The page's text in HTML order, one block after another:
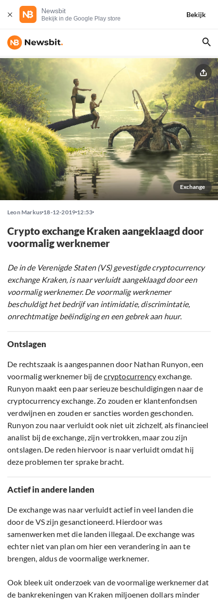
Newsbit
Bekijk in de Google Play store
Bekijk
Exchange
Leon Markus 18-12-2019 12:53
Crypto exchange Kraken aangeklaagd door
voormalig werknemer
De in de Verenigde Staten (VS) gevestigde cryptocurrency
exchange Kraken, is naar verluidt aangeklaagd door een
voormalig werknemer. De voormalig werknemer
beschuldigt het bedrijf van intimidatie, discrimintatie,
onrechtmatige beëindiging en een gebrek aan huur.
Ontslagen
De rechtszaak is aangespannen door Nathan Runyon, een
voormalig werknemer bij decryptocurrencyexchange.
Runyon maakt een paar serieuze beschuldigingen naar de
cryptocurrency exchange. Zo zouden er klantenfondsen
verdwijnen en zouden er sancties worden geschonden.
Runyon zou naar verluidt ook niet uit zichzelf, als financieel
analist bij de exchange, zijn vertrokken, maar zou zijn
ontslagen. De reden hiervoor is naar verluidt omdat hij
deze problemen ter sprake bracht.
Actief in andere landen
De exchange was naar verluidt actief in veel landen die
door de VS zijn gesanctioneerd. Hierdoor was
samenwerken met die landen illegaal. De exchange was
echter niet van plan om hier een verandering in aan te
brengen, aldus de voormalige werknemer.
Ook bleek uit onderzoek van de voormalige werknemer dat
de bankrekeningen van Kraken miljoenen dollars minder